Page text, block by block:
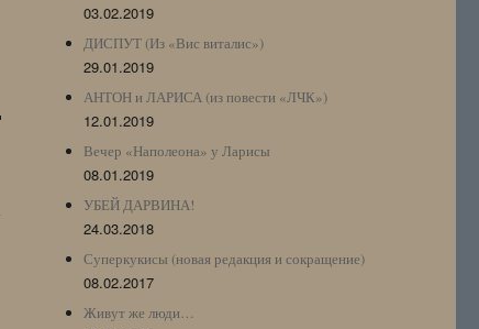
03.02.2019
ДИСПУТ (Из «Вис виталис»)
29.01.2019
АНТОН и ЛАРИСА (из повести «ЛЧК»)
12.01.2019
Вечер «Наполеона» у Ларисы
08.01.2019
УБЕЙ ДАРВИНА!
24.03.2018
Суперкукисы (новая редакция и сокращение)
08.02.2017
Живут же люди…